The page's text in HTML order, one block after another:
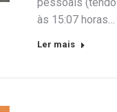
às 15:07 horas…
Ler mais